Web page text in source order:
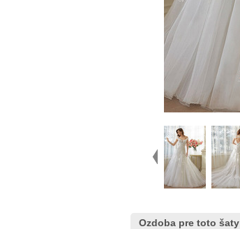
Ozdoba pre toto šaty